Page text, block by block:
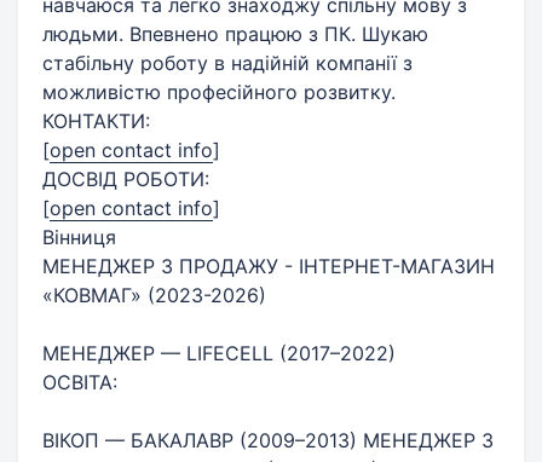
людьми. Впевнено працюю з ПК. Шукаю
стабільну роботу в надійній компанії з
можливістю професійного розвитку.
КОНТАКТИ:
[open contact info]
ДОСВІД РОБОТИ:
[open contact info]
Вінниця
МЕНЕДЖЕР З ПРОДАЖУ - ІНТЕРНЕТ-МАГАЗИН
«КОВМАГ» (2023-2026)
МЕНЕДЖЕР — LIFECELL (2017–2022)
ОСВІТА:
ВІКОП — БАКАЛАВР (2009–2013) МЕНЕДЖЕР З